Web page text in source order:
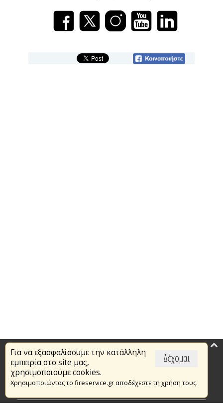
Δέχομαι
Για να εξασφαλίσουμε την κατάλληλη
εμπειρία στο site μας,
χρησιμοποιούμε cookies.
Χρησιμοποιώντας το fireservice.gr αποδέχεστε τη χρήση τους.
Επικαιρότητα
Το Πυροσβεστικό Σώμα